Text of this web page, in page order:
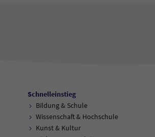
Schnelleinstieg
Bildung & Schule
Wissenschaft & Hochschule
Kunst & Kultur